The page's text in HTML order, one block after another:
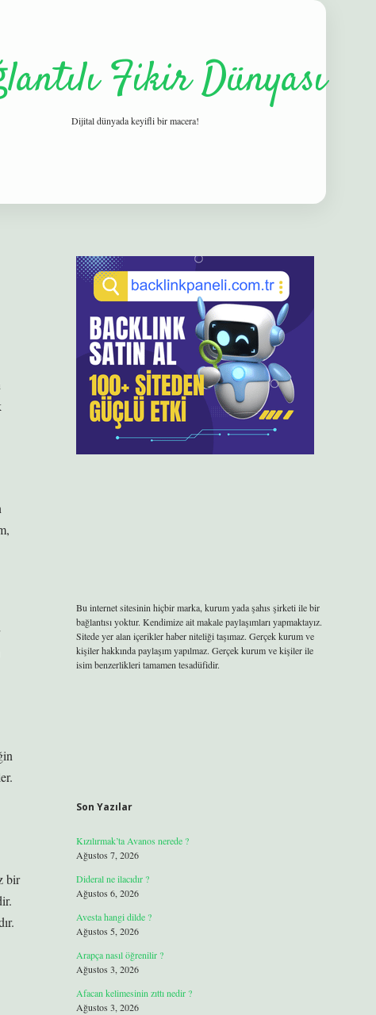
Fikir Dünyası
Dijital dünyada keyifli bir macera!
bir
Bu internet sitesinin hiçbir marka, kurum yada şahıs şirketi ile bir
bağlantısı yoktur. Kendimize ait makale paylaşımları yapmaktayız.
Sitede yer alan içerikler haber niteliği taşımaz. Gerçek kurum ve
kişiler hakkında paylaşım yapılmaz. Gerçek kurum ve kişiler ile
isim benzerlikleri tamamen tesadüfidir.
Son Yazılar
Kızılırmak’ta Avanos nerede ?
Ağustos 7, 2026
Dideral ne ilacıdır ?
Ağustos 6, 2026
Avesta hangi dilde ?
Ağustos 5, 2026
Arapça nasıl öğrenilir ?
Ağustos 3, 2026
Afacan kelimesinin zıttı nedir ?
Ağustos 3, 2026